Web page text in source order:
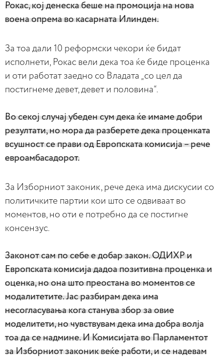
Рокас, кој денеска беше на промоција на нова
воена опрема во касарната Илинден.
За тоа дали 10 реформски чекори ќе бидат
исполнети, Рокас вели дека тоа ќе биде проценка
и оти работат заедно со Владата „со цел да
постигнеме девет, девет и половина“.
Во секој случај убеден сум дека ќе имаме добри
резултати, но мора да разберете дека проценката
всушност се прави од Европската комисија – рече
евроамбасадорот.
За Изборниот законик, рече дека има дискусии со
политичките партии кои што се одвиваат во
моментов, но оти е потребно да се постигне
консензус.
Законот сам по себе е добар закон. ОДИХР и
Европската комисија дадоа позитивна проценка и
оценка, но она што преостана во моментов се
модалитетите. Јас разбирам дека има
несогласувања кога станува збор за овие
моделитети, но чувствувам дека има добра волја
тоа да се надмине. И Комисијата во Парламентот
за Изборниот законик веќе работи, и се надевам